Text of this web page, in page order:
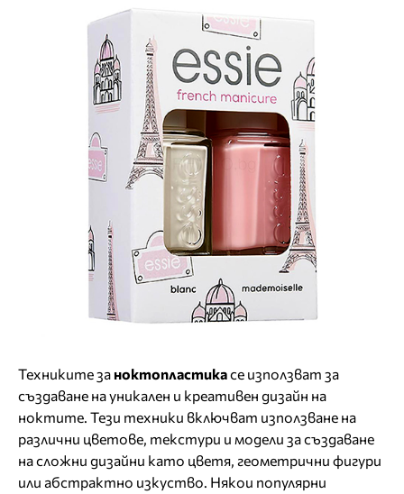
Техниките за ноктопластикасе използват за
създаване на уникален и креативен дизайн на
ноктите. Тези техники включват използване на
различни цветове, текстури и модели за създаване
на сложни дизайни като цветя, геометрични фигури
или абстрактно изкуство. Някои популярни